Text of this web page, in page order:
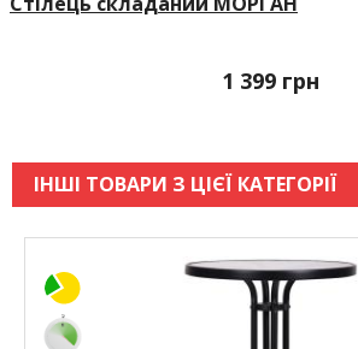
1 399 грн
ІНШІ ТОВАРИ З ЦІЄЇ КАТЕГОРІЇ